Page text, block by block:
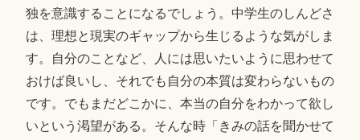
独を意識することになるでしょう。中学生のしんどさ
は、理想と現実のギャップから生じるような気がしま
す。自分のことなど、人には思いたいように思わせて
おけば良いし、それでも自分の本質は変わらないもの
です。でもまだどこかに、本当の自分をわかって欲し
いという渇望がある。そんな時「きみの話を聞かせて